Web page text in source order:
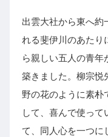
出雲大社から東へ約
れる斐伊川のあたり
ら親しい五人の青年
築きました。柳宗悦
野の花のように素朴
して、喜んで使って
て、同人心を一つに